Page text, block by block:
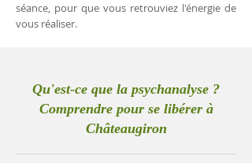
séance, pour que vous retrouviez l'énergie de
vous réaliser.
Qu'est-ce que la psychanalyse ?
Comprendre pour se libérer à
Châteaugiron